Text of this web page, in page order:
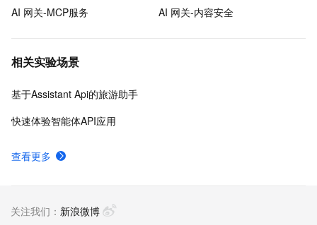
AI 网关-MCP服务
AI 网关-内容安全
相关实验场景
基于Assistant Api的旅游助手
快速体验智能体API应用
查看更多
关注我们： 新浪微博